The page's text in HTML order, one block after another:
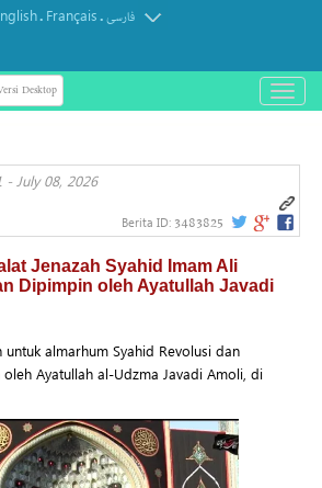
. Français.فارسی
Desktop
باز
و
کردن
- July 08, 2026
Berita ID: 3483825
Jenazah Syahid Imam Ali
Dipimpin oleh Ayatullah Javadi
untuk almarhum Syahid Revolusi dan
Ayatullah al-Udzma Javadi Amoli, di